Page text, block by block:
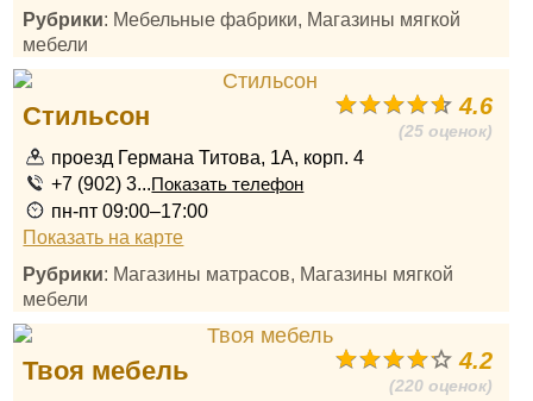
Рубрики: Мебельные фабрики, Магазины мягкой
мебели
4.6
(25 оценок)
Стильсон
проезд Германа Титова, 1А, корп. 4
+7 (902) 3...Показать телефон
пн-пт 09:00–17:00
Показать на карте
Рубрики: Магазины матрасов, Магазины мягкой
мебели
4.2
(220 оценок)
Твоя мебель